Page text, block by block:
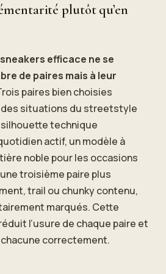
plutôt qu’en
efficace ne se
de paires mais à leur
paires bien choisies
des situations du streetstyle
silhouette technique
actif, un modèle à
noble pour les occasions
troisième paire plus
trail ou chunky contenu,
marqués. Cette
l’usure de chaque paire et
correctement.